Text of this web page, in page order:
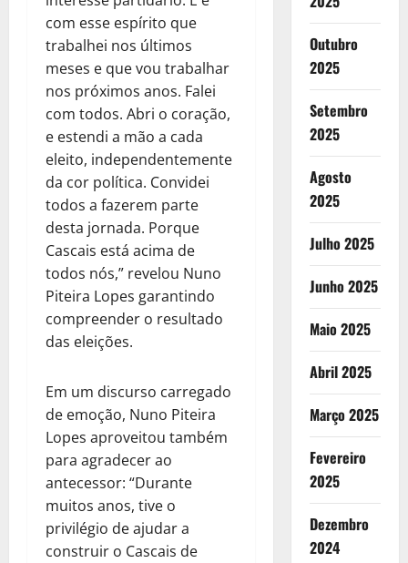
com esse espírito que
trabalhei nos últimos
meses e que vou trabalhar
nos próximos anos. Falei
com todos. Abri o coração,
e estendi a mão a cada
eleito, independentemente
da cor política. Convidei
todos a fazerem parte
desta jornada. Porque
Cascais está acima de
todos nós,” revelou Nuno
Piteira Lopes garantindo
compreender o resultado
das eleições.
Em um discurso carregado
de emoção, Nuno Piteira
Lopes aproveitou também
para agradecer ao
antecessor: “Durante
muitos anos, tive o
privilégio de ajudar a
construir o Cascais de
Outubro
2025
Setembro
2025
Agosto
2025
Julho 2025
Junho 2025
Maio 2025
Abril 2025
Março 2025
Fevereiro
2025
Dezembro
2024